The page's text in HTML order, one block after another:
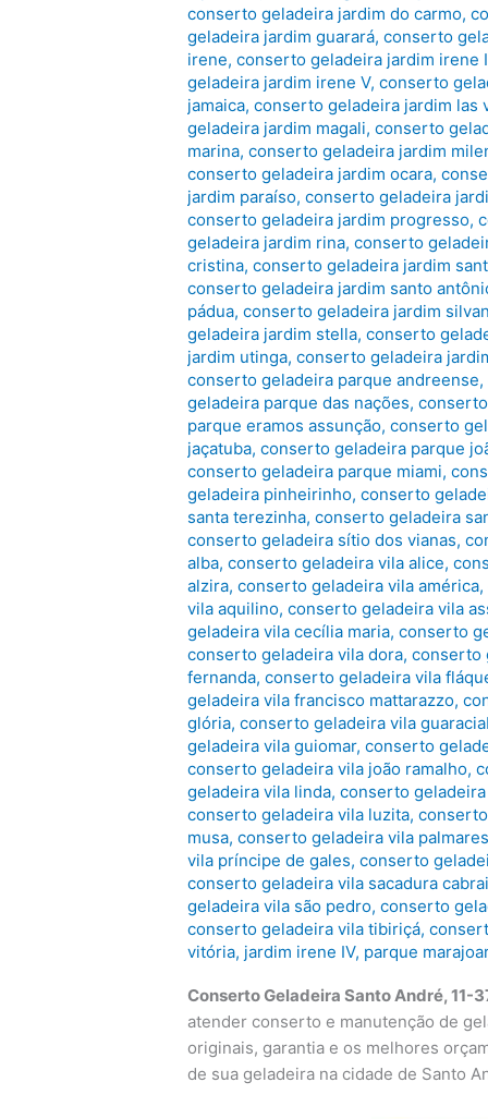
conserto geladeira jardim do carmo,
geladeira jardim guarará,conserto
irene,conserto geladeira jardim irene
geladeira jardim irene V,conserto
jamaica,conserto geladeira jardim las
geladeira jardim magali,conserto
marina,conserto geladeira jardim
conserto geladeira jardim ocara,
jardim paraíso,conserto geladeira
conserto geladeira jardim progresso,
geladeira jardim rina,conserto
cristina,conserto geladeira jardim
conserto geladeira jardim santo
pádua,conserto geladeira jardim
geladeira jardim stella,conserto
jardim utinga,conserto geladeira
conserto geladeira parque andreense,
geladeira parque das nações,
parque eramos assunção,conserto
jaçatuba,conserto geladeira parque
conserto geladeira parque miami,
geladeira pinheirinho,conserto
santa terezinha,conserto geladeira
conserto geladeira sítio dos vianas,
alba,conserto geladeira vila alice,
alzira,conserto geladeira vila américa,
vila aquilino,conserto geladeira vila
geladeira vila cecília maria,conserto
conserto geladeira vila dora,conserto
fernanda,conserto geladeira vila
geladeira vila francisco mattarazzo,
glória,conserto geladeira vila
geladeira vila guiomar,conserto
conserto geladeira vila joão ramalho,
geladeira vila linda,conserto
conserto geladeira vila luzita,
musa,conserto geladeira vila palmares
vila príncipe de gales,conserto
conserto geladeira vila sacadura
geladeira vila são pedro,conserto
conserto geladeira vila tibiriçá,
vitória, jardim irene IV, parque
Conserto Geladeira Santo André, 11-
atender conserto e manutenção de
originais, garantia e os melhores
de sua geladeira na cidade de Santo